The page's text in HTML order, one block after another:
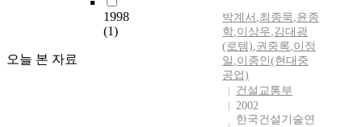
1998
(1)
오늘 본 자료
박계서 ,최종묵,윤종
학,이상우,김대광
(로템),권중록,이정
일 ,이종인(현대중
공업)
건설교통부
2002
한국건설기술연